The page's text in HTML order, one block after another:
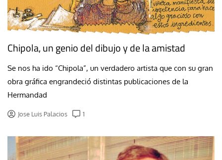
Chipola, un genio del dibujo y de la amistad
Se nos ha ido “Chipola”, un verdadero artista que con su gran
obra gráfica engrandeció distintas publicaciones de la
Hermandad
Jose Luis Palacios 1